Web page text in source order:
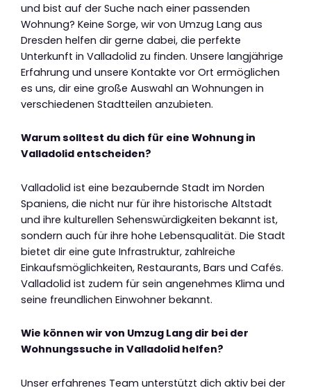
und bist auf der Suche nach einer passenden
Wohnung? Keine Sorge, wir von Umzug Lang aus
Dresden helfen dir gerne dabei, die perfekte
Unterkunft in Valladolid zu finden. Unsere langjährige
Erfahrung und unsere Kontakte vor Ort ermöglichen
es uns, dir eine große Auswahl an Wohnungen in
verschiedenen Stadtteilen anzubieten.
Warum solltest du dich für eine Wohnung in
Valladolid entscheiden?
Valladolid ist eine bezaubernde Stadt im Norden
Spaniens, die nicht nur für ihre historische Altstadt
und ihre kulturellen Sehenswürdigkeiten bekannt ist,
sondern auch für ihre hohe Lebensqualität. Die Stadt
bietet dir eine gute Infrastruktur, zahlreiche
Einkaufsmöglichkeiten, Restaurants, Bars und Cafés.
Valladolid ist zudem für sein angenehmes Klima und
seine freundlichen Einwohner bekannt.
Wie können wir von Umzug Lang dir bei der
Wohnungssuche in Valladolid helfen?
Unser erfahrenes Team unterstützt dich aktiv bei der